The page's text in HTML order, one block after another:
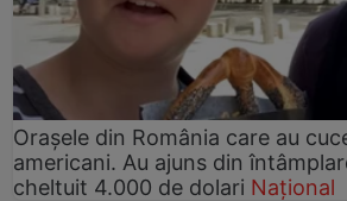
Orașele din România care au
americani. Au ajuns din
cheltuit 4.000 de dolari Național